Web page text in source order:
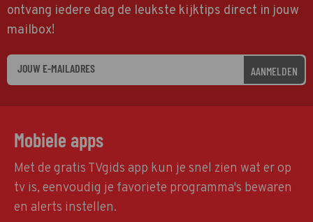
ontvang iedere dag de leukste kijktips direct in jouw
mailbox!
AANMELDEN
Mobiele apps
Met de gratis TVgids app kun je snel zien wat er op
tv is, eenvoudig je favoriete programma's bewaren
en alerts instellen.